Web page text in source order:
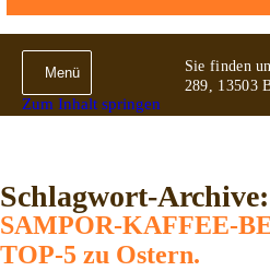
Menü
Zum Inhalt springen
Sie finden
289, 13503
Schlagwort-
SAMPOR-KAFFEE-
TOP-5 zu Ostern.